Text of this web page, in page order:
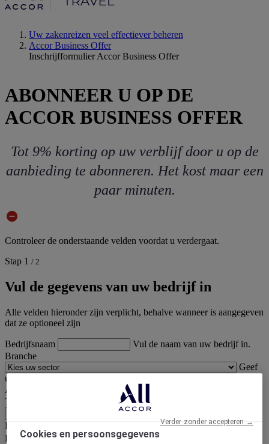
Uw zakenreizen veel effectiever beheren
Accor Business Offer
Inschrijfformulier Accor Business Offer
ABONNEER U OP DE
ACCOR BUSINESS OFFER
Tot 9% korting op uw verblijf door u op de
aanbieding te abonneren. Het kost maar een
paar minuten.
Controleer de onderstaande velden voordat u verdergaat.
Stap 1 / 2
Vul de gegevens van uw bedrijf in
Alle velden hieronder zijn verplicht, behalve wanneer is aangegeven
dat ze optioneel zijn
Bedrijfsnaam
Vul de naam van uw bedrijf in.
Branche
Geef
uw sector aan.
Adres
Vul uw adres in.
Toevoeging adres (optioneel)
Bijvoorbeeld: 3e verdieping, linkerdeur
Postcode
Vul uw postcode in.
Plaats
Vul uw plaats in.
Cookies en persoonsgegevens
Verder zonder accepteren →